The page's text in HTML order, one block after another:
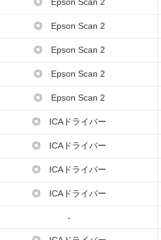
◎ Epson Scan 2
◎ Epson Scan 2
◎ Epson Scan 2
◎ Epson Scan 2
◎ ICAドライバー
◎ ICAドライバー
◎ ICAドライバー
◎ ICAドライバー
-